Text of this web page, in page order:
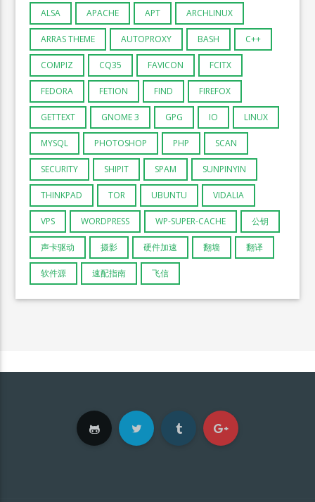
ALSA APACHE APT ARCHLINUX
ARRAS THEME AUTOPROXY BASH C++
COMPIZ CQ35 FAVICON FCITX
FEDORA FETION FIND FIREFOX
GETTEXT GNOME 3 GPG IO LINUX
MYSQL PHOTOSHOP PHP SCAN
SECURITY SHIPIT SPAM SUNPINYIN
THINKPAD TOR UBUNTU VIDALIA
VPS WORDPRESS WP-SUPER-CACHE 公钥
声卡驱动 摄影 硬件加速 翻墙 翻译
软件源 速配指南 飞信